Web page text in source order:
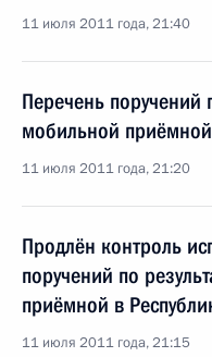
11 июля 2011 года, 21:40
Перечень поручений
мобильной
11 июля 2011 года, 21:20
Продлён контроль
поручений по
приёмной в
11 июля 2011 года, 21:15